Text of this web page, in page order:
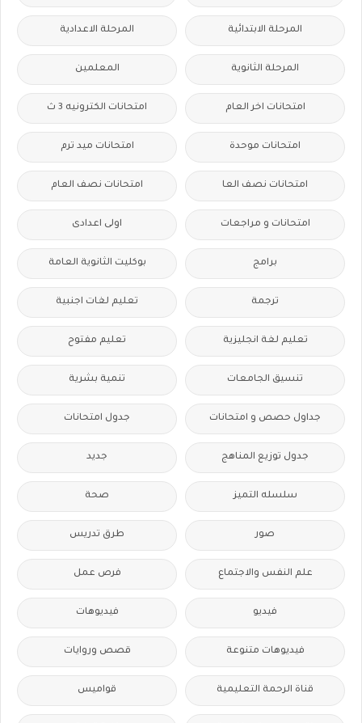
المرحلة الابتدائية المرحلة الاعدادية
المرحلة الثانوية المعلمين
امتحانات اخر العام امتحانات الكترونيه 3 ث
امتحانات موحدة امتحانات ميد ترم
امتحانات نصف العا امتحانات نصف العام
امتحانات و مراجعات اولى اعدادى
برامج بوكليت الثانوية العامة
ترجمة تعليم لغات اجنبية
تعليم لغة انجليزية تعليم مفتوح
تنسيق الجامعات تنمية بشرية
جداول حصص و امتحانات جدول امتحانات
جدول توزيع المناهج جديد
سلسله التميز صحة
صور طرق تدريس
علم النفس والاجتماع فرص عمل
فيديو فيديوهات
فيديوهات متنوعة قصص وروايات
قناة الرحمة التعليمية قواميس